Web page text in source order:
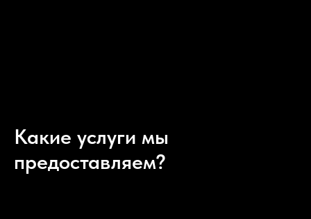
Какие услуги мы
предоставляем?